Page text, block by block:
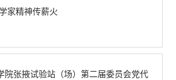
家精神传薪火
院张掖试验站（场）第二届委员会党代